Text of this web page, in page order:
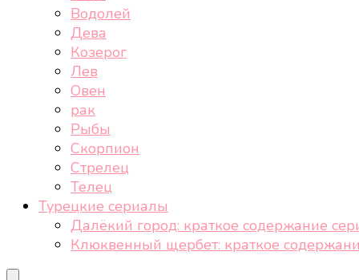
Водолей
Дева
Козерог
Лев
Овен
рак
Рыбы
Скорпион
Стрелец
Телец
Турецкие сериалы
Далёкий город: краткое содержание
Клюквенный щербет: краткое